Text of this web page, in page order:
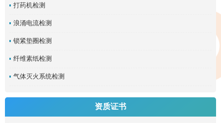
打药机检测
浪涌电流检测
锁紧垫圈检测
纤维素纸检测
气体灭火系统检测
资质证书